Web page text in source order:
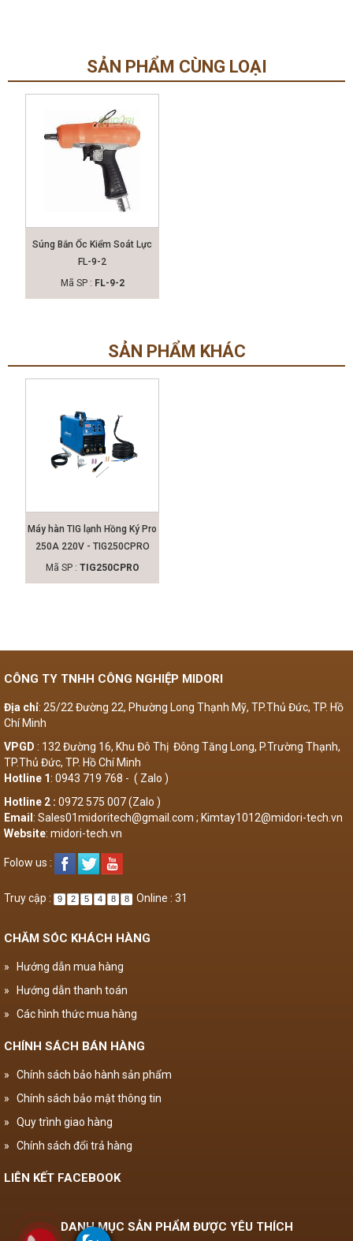
SẢN PHẨM CÙNG LOẠI
Súng Bắn Ốc Kiểm Soát Lực
FL-9-2
Mã SP : FL-9-2
SẢN PHẨM KHÁC
Máy hàn TIG lạnh Hồng Ký Pro
250A 220V - TIG250CPRO
Mã SP : TIG250CPRO
CÔNG TY TNHH CÔNG NGHIỆP MIDORI
Địa chỉ: 25/22 Đường 22, Phường Long Thạnh Mỹ, TP.Thủ Đức, TP. Hồ
Chí Minh
VPGD : 132 Đường 16, Khu Đô Thị Đông Tăng Long, P.Trường Thạnh,
TP.Thủ Đức, TP. Hồ Chí Minh
Hotline 1: 0943 719 768 - ( Zalo )
Hotline 2 : 0972 575 007 (Zalo )
Email : Sales01midoritech@gmail.com ; Kimtay1012@midori-tech.vn
Website: midori-tech.vn
Folow us :
Truy cập : 9 2 5 4 8 8 Online : 31
CHĂM SÓC KHÁCH HÀNG
»
Hướng dẫn mua hàng
»
Hướng dẫn thanh toán
»
Các hình thức mua hàng
CHÍNH SÁCH BÁN HÀNG
»
Chính sách bảo hành sản phẩm
»
Chính sách bảo mật thông tin
»
Quy trình giao hàng
»
Chính sách đổi trả hàng
LIÊN KẾT FACEBOOK
DANH MỤC SẢN PHẨM ĐƯỢC YÊU THÍCH